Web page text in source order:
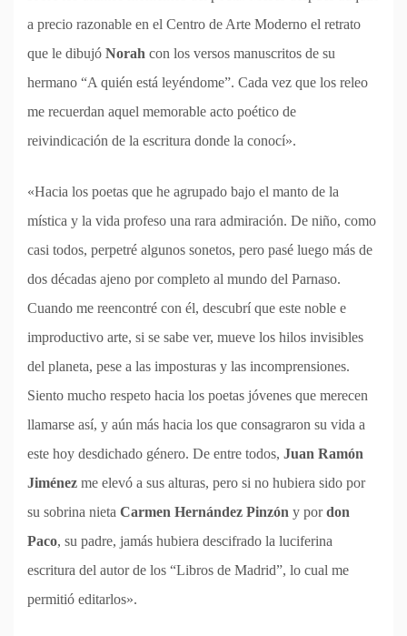
a precio razonable en el Centro de Arte Moderno el retrato
que le dibujó Norah con los versos manuscritos de su
hermano “A quién está leyéndome”. Cada vez que los releo
me recuerdan aquel memorable acto poético de
reivindicación de la escritura donde la conocí».
«Hacia los poetas que he agrupado bajo el manto de la
mística y la vida profeso una rara admiración. De niño, como
casi todos, perpetré algunos sonetos, pero pasé luego más de
dos décadas ajeno por completo al mundo del Parnaso.
Cuando me reencontré con él, descubrí que este noble e
improductivo arte, si se sabe ver, mueve los hilos invisibles
del planeta, pese a las imposturas y las incomprensiones.
Siento mucho respeto hacia los poetas jóvenes que merecen
llamarse así, y aún más hacia los que consagraron su vida a
este hoy desdichado género. De entre todos, Juan Ramón
Jiménez me elevó a sus alturas, pero si no hubiera sido por
su sobrina nieta Carmen Hernández Pinzón y pordon
Paco, su padre, jamás hubiera descifrado la luciferina
escritura del autor de los “Libros de Madrid”, lo cual me
permitió editarlos».